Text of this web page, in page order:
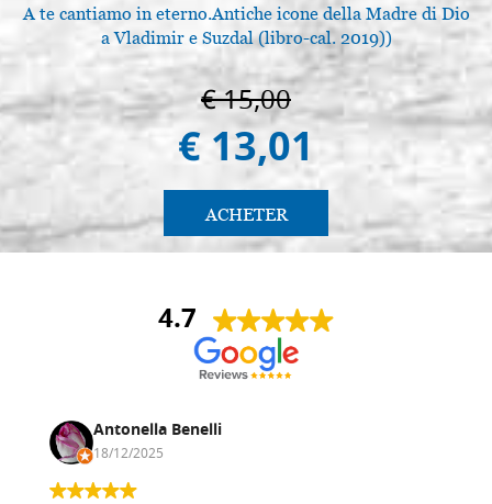
A te cantiamo in eterno.Antiche icone della Madre di Dio
a Vladimir e Suzdal (libro-cal. 2019))
€ 15,00
€ 13,01
ACHETER
4.7
Antonella Benelli
18/12/2025